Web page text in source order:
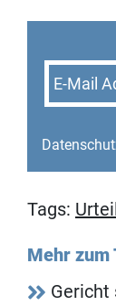
E-Mail
Tags:
Mehr zum
Gericht